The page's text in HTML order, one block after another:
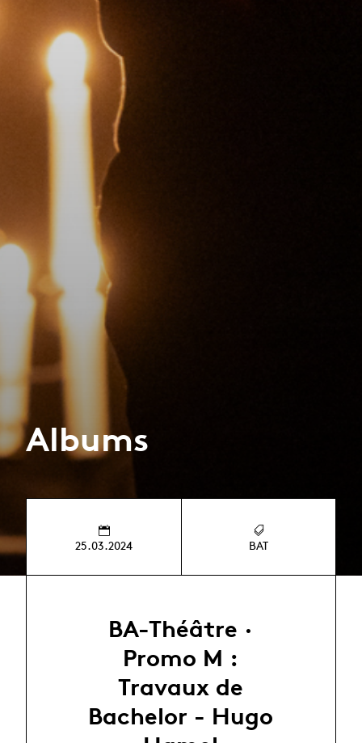
Albums
25.03.2024 BAT
BA-Théâtre ·
Promo M :
Travaux de
Bachelor - Hugo